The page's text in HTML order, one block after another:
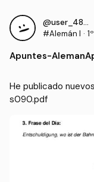
#Alemán I ·
Apuntes-
He publicado
s090.pdf